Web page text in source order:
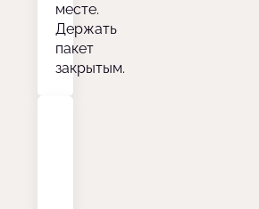
месте.
Держать
пакет
закрытым.